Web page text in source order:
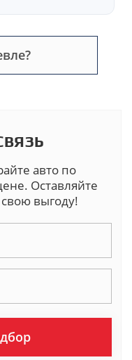
авто по
Оставляйте
выгоду!